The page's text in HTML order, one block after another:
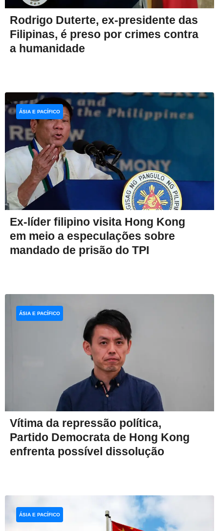
Rodrigo Duterte, ex-presidente das
Filipinas, é preso por crimes contra
a humanidade
Ex-líder filipino visita Hong Kong
em meio a especulações sobre
mandado de prisão do TPI
ÁSIA E PACÍFICO
Vítima da repressão política,
Partido Democrata de Hong Kong
enfrenta possível dissolução
ÁSIA E PACÍFICO
ÁSIA E PACÍFICO